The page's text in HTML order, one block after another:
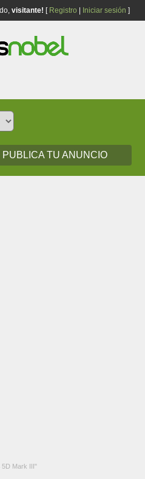
visitante! [ Registro Iniciar sesión ]
PUBLICA TU ANUNCIO
5D Mark III"